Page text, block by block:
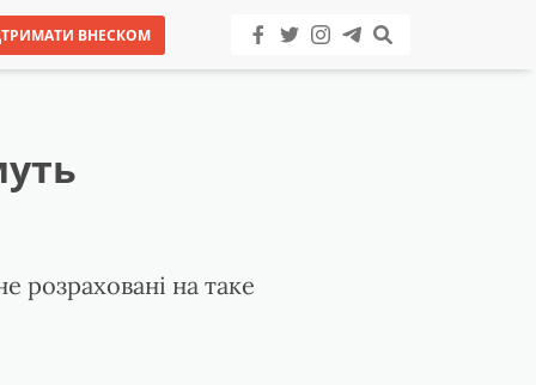
ВНЕСКОМ
розраховані на таке